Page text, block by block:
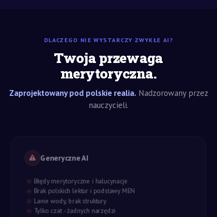
DLACZEGO NIE WYSTARCZY ZWYKŁE AI?
Twoja przewaga
merytoryczna.
Zaprojektowany pod polskie realia.Nadzorowany przez
nauczycieli.
Generyczne AI
Błędy merytoryczne i halucynacje
Brak polskich lektur i podstawy MEN
Lanie wody, brak struktury
Tylko czat - żadnych narzędzi